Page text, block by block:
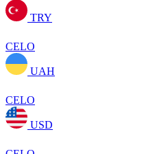
TRY
CELO
UAH
CELO
USD